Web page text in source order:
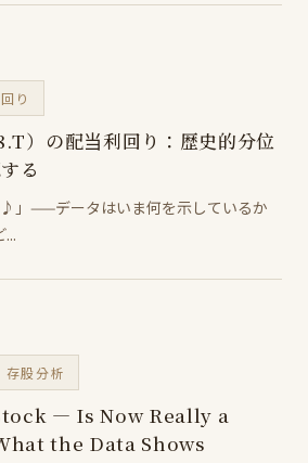
り
）の配当利回り：歴史的分位
る
♪」——データはいま何を示しているか
存股分析
— Is Now Really a
the Data Shows